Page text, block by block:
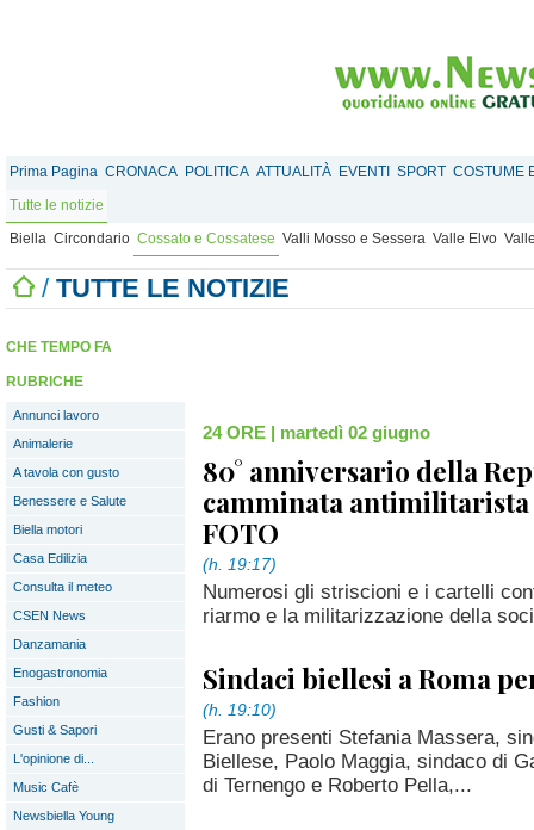
Prima Pagina CRONACA POLITICA ATTUALITÀ EVENTI SPORT COSTUME
Tutte le notizie
Biella Circondario Cossato e Cossatese Valli Mosso e Sessera Valle Elvo
/ TUTTE LE NOTIZIE
CHE TEMPO FA
RUBRICHE
Annunci lavoro
Animalerie
A tavola con gusto
Benessere e Salute
Biella motori
Casa Edilizia
Consulta il meteo
CSEN News
Danzamania
Enogastronomia
Fashion
Gusti & Sapori
L'opinione di...
Music Cafè
Newsbiella Young
24 ORE | martedì 02 giugno
80° anniversario della
camminata
FOTO
(h. 19:17)
Numerosi gli striscioni e i cartelli
riarmo e la militarizzazione della
Sindaci biellesi a Roma
(h. 19:10)
Erano presenti Stefania Massera,
Biellese, Paolo Maggia, sindaco di
di Ternengo e Roberto Pella,...